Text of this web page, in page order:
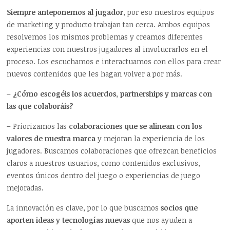
Siempre anteponemos al jugador, por eso nuestros equipos
de marketing y producto trabajan tan cerca. Ambos equipos
resolvemos los mismos problemas y creamos diferentes
experiencias con nuestros jugadores al involucrarlos en el
proceso. Los escuchamos e interactuamos con ellos para crear
nuevos contenidos que les hagan volver a por más.
– ¿Cómo escogéis los acuerdos, partnerships y marcas con
las que colaboráis?
– Priorizamos las colaboraciones que se alinean con los
valores de nuestra marca y mejoran la experiencia de los
jugadores. Buscamos colaboraciones que ofrezcan beneficios
claros a nuestros usuarios, como contenidos exclusivos,
eventos únicos dentro del juego o experiencias de juego
mejoradas.
La innovación es clave, por lo que buscamossocios que
aporten ideas y tecnologías nuevas que nos ayuden a